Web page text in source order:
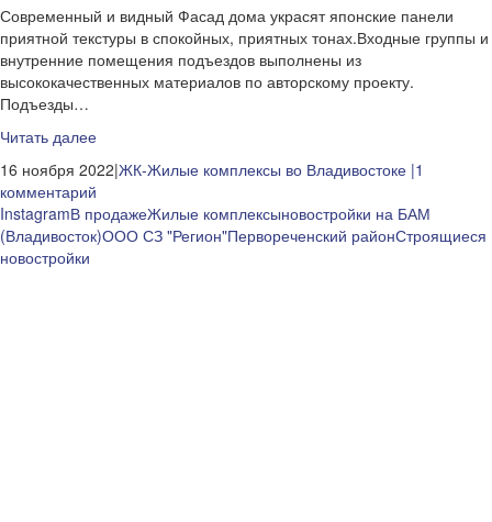
Современный и видный Фасад дома украсят японские панели
приятной текстуры в спокойных, приятных тонах.Входные группы и
внутренние помещения подъездов выполнены из
высококачественных материалов по авторскому проекту.
Подъезды…
Читать далее
16 ноября 2022|ЖК-Жилые комплексы во Владивостоке |1
комментарий
InstagramВ продажеЖилые комплексыновостройки на БАМ
(Владивосток)ООО СЗ "Регион"Первореченский районСтроящиеся
новостройки